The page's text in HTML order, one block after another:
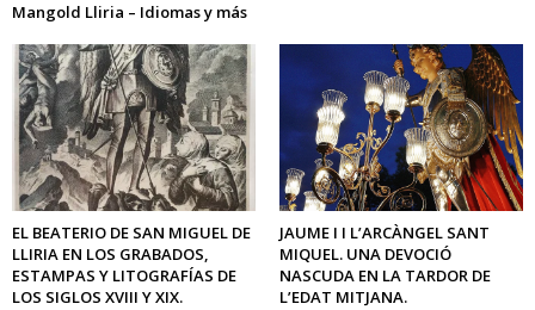
Mangold Lliria – Idiomas y más
EL BEATERIO DE SAN MIGUEL DE
LLIRIA EN LOS GRABADOS,
ESTAMPAS Y LITOGRAFÍAS DE
LOS SIGLOS XVIII Y XIX.
JAUME I I L’ARCÀNGEL SANT
MIQUEL. UNA DEVOCIÓ
NASCUDA EN LA TARDOR DE
L’EDAT MITJANA.